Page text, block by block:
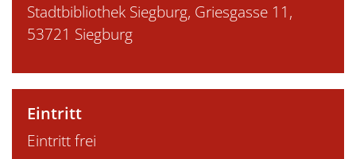
Stadtbibliothek Siegburg, Griesgasse 11,
53721 Siegburg
Eintritt
Eintritt frei